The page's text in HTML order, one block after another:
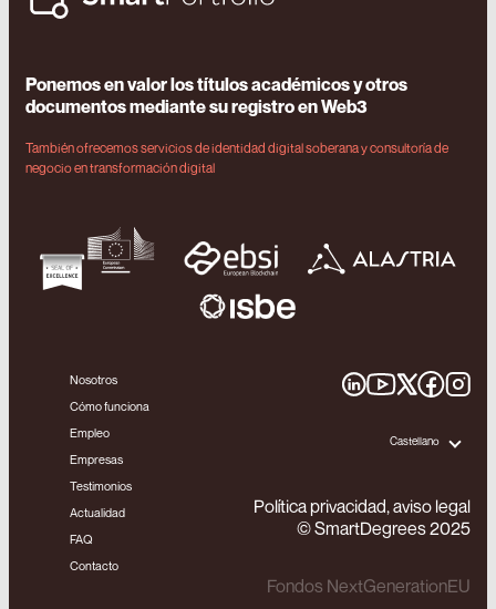
Ponemos en valor los títulos académicos y otros
documentos mediante su registro en Web3
También ofrecemos servicios de identidad digital soberana y consultoría de
negocio en transformación digital
Nosotros
Cómo funciona
Empleo
Empresas
Testimonios
Actualidad
FAQ
Contacto
Castellano
Política privacidad, aviso legal
© SmartDegrees 2025
Fondos NextGenerationEU